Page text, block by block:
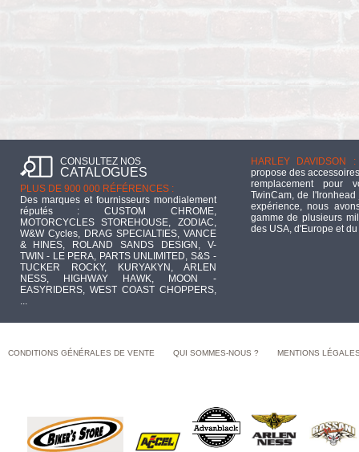
CONSULTEZ NOS
CATALOGUES
PLUS DE 900 000 RÉFÉRENCES :
Des marques et fournisseurs mondialement
réputés : CUSTOM CHROME,
MOTORCYCLES STOREHOUSE, ZODIAC,
W&W Cycles, DRAG SPECIALTIES, VANCE
& HINES, ROLAND SANDS DESIGN, V-
TWIN - LE PERA, PARTS UNLIMITED, S&S -
TUCKER ROCKY, KURYAKYN, ARLEN
NESS, HIGHWAY HAWK, MOON -
EASYRIDERS, WEST COAST CHOPPERS,
...
HARLEY DAVIDSON :
propose des
remplacement pour
TwinCam, de
expérience, nous
gamme de plusieurs
des USA, d'Europe et
CONDITIONS GÉNÉRALES DE VENTE QUI SOMMES-NOUS ? MENTIONS